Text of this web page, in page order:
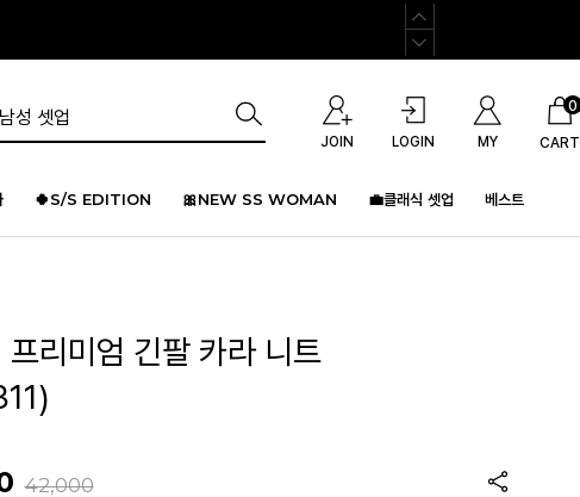
JOIN LOGIN MY CART
0
🍀S/S EDITION 🎀NEW SS WOMAN 💼클래식 셋업 베스트
리미엄 긴팔 카라 니트
42,000